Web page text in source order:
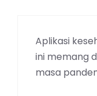
Aplikasi
ini memang
masa